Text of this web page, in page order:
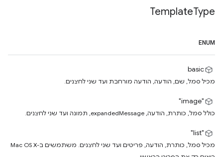
TemplateType
ENUM
basic
מכיל סמל, שם, הודעה, הודעה מורחבת ועד שני לחצנים.
"image"
כולל סמל, כותרת, הודעה, expandedMessage, תמונה ועד שני לחצנים.
"list"
מכיל סמל, כותרת, הודעה, פריטים ועד שני לחצנים. משתמשים ב-Mac OS X